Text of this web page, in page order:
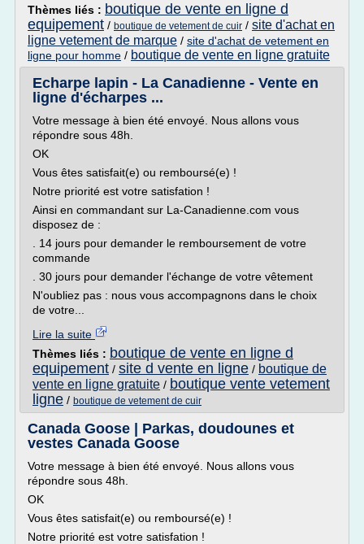
Thèmes liés : boutique de vente en ligne d
equipement / boutique de vetement de cuir / site d'achat en
ligne vetement de marque / site d'achat de vetement en
ligne pour homme / boutique de vente en ligne gratuite
Echarpe lapin - La Canadienne - Vente en
ligne d'écharpes ...
Votre message à bien été envoyé. Nous allons vous
répondre sous 48h.
OK
Vous êtes satisfait(e) ou remboursé(e) !
Notre priorité est votre satisfation !
Ainsi en commandant sur La-Canadienne.com vous
disposez de :
. 14 jours pour demander le remboursement de votre
commande
. 30 jours pour demander l'échange de votre vêtement
N'oubliez pas : nous vous accompagnons dans le choix
de votre...
Lire la suite
Thèmes liés : boutique de vente en ligne d
equipement / site d vente en ligne / boutique de
vente en ligne gratuite / boutique vente vetement
ligne / boutique de vetement de cuir
Canada Goose | Parkas, doudounes et
vestes Canada Goose
Votre message à bien été envoyé. Nous allons vous
répondre sous 48h.
OK
Vous êtes satisfait(e) ou remboursé(e) !
Notre priorité est votre satisfation !